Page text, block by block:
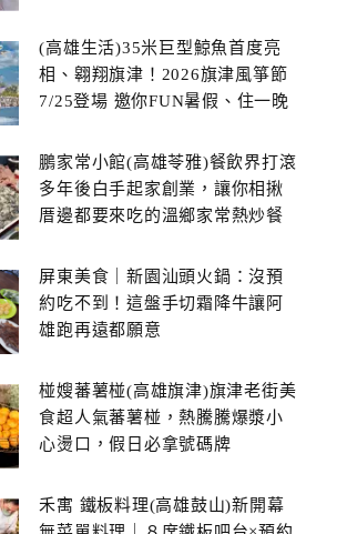
(高雄生活)35米巨型鯨魚首度亮
相、翱翔旗津！2026旗津風箏節
7/25登場 邀你FUN暑假、住一晚
鵬家常小館(高雄苓雅)餐飲界打滾
多年後白手起家創業，讓你相揪
厝邊都要來吃的溫鄉家常熱炒餐
屏東美食｜新園汕頭火鍋：沒預
約吃不到！這盤手切霜降牛讓阿
雄跑再遠都願意
椪嫂蕃薯椪(高雄旗津)旗津老街美
食超人氣蕃薯椪，熱騰騰爆漿小
心燙口，假日必拿號碼牌
禾寓 鐵板料理(高雄鼓山)新開幕